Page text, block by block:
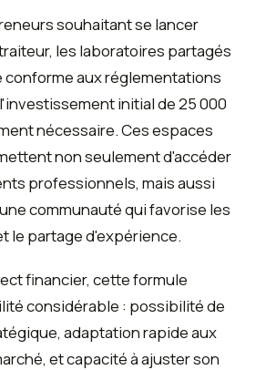
souhaitant se lancer
les laboratoires partagés
conforme aux réglementations
initial de 25 000
nécessaire. Ces espaces
non seulement d'accéder
professionnels, mais aussi
communauté qui favorise les
le partage d'expérience.
financier, cette formule
considérable : possibilité de
adaptation rapide aux
et capacité à ajuster son